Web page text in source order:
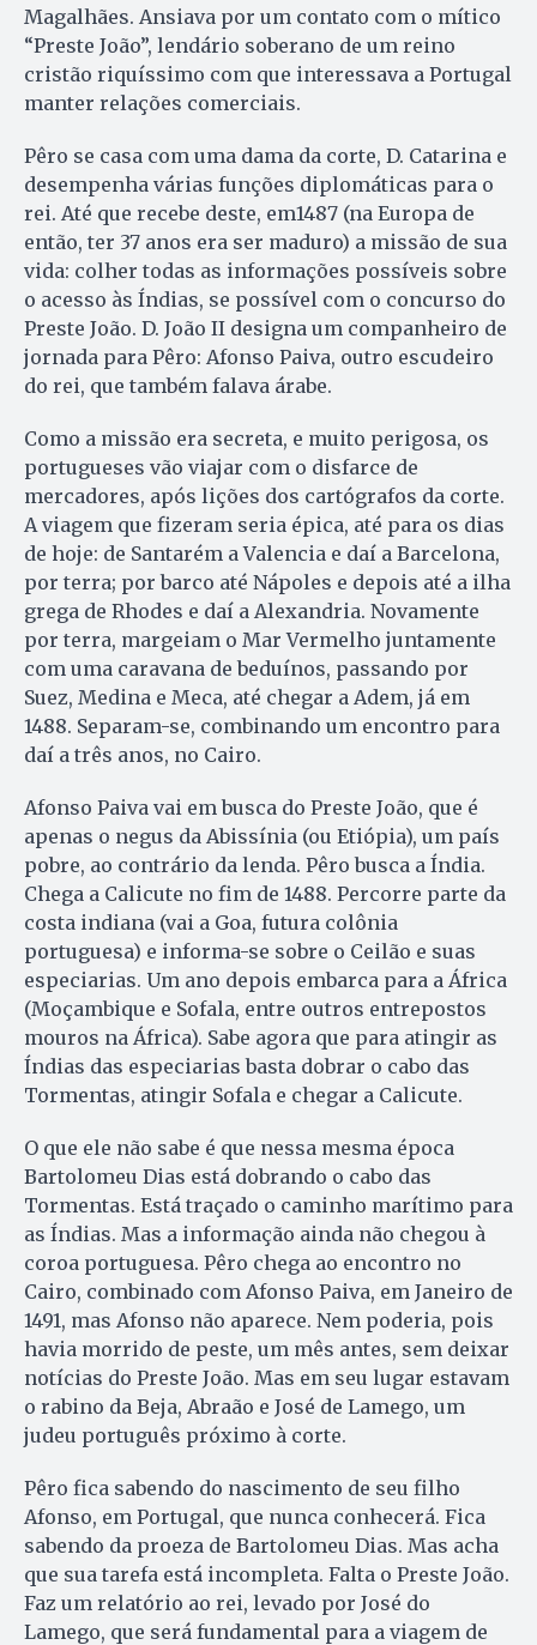
Magalhães. Ansiava por um contato com o mítico
“Preste João”, lendário soberano de um reino
cristão riquíssimo com que interessava a Portugal
manter relações comerciais.
Pêro se casa com uma dama da corte, D. Catarina e
desempenha várias funções diplomáticas para o
rei. Até que recebe deste, em1487 (na Europa de
então, ter 37 anos era ser maduro) a missão de sua
vida: colher todas as informações possíveis sobre
o acesso às Índias, se possível com o concurso do
Preste João. D. João II designa um companheiro de
jornada para Pêro: Afonso Paiva, outro escudeiro
do rei, que também falava árabe.
Como a missão era secreta, e muito perigosa, os
portugueses vão viajar com o disfarce de
mercadores, após lições dos cartógrafos da corte.
A viagem que fizeram seria épica, até para os dias
de hoje: de Santarém a Valencia e daí a Barcelona,
por terra; por barco até Nápoles e depois até a ilha
grega de Rhodes e daí a Alexandria. Novamente
por terra, margeiam o Mar Vermelho juntamente
com uma caravana de beduínos, passando por
Suez, Medina e Meca, até chegar a Adem, já em
1488. Separam-se, combinando um encontro para
daí a três anos, no Cairo.
Afonso Paiva vai em busca do Preste João, que é
apenas o negus da Abissínia (ou Etiópia), um país
pobre, ao contrário da lenda. Pêro busca a Índia.
Chega a Calicute no fim de 1488. Percorre parte da
costa indiana (vai a Goa, futura colônia
portuguesa) e informa-se sobre o Ceilão e suas
especiarias. Um ano depois embarca para a África
(Moçambique e Sofala, entre outros entrepostos
mouros na África). Sabe agora que para atingir as
Índias das especiarias basta dobrar o cabo das
Tormentas, atingir Sofala e chegar a Calicute.
O que ele não sabe é que nessa mesma época
Bartolomeu Dias está dobrando o cabo das
Tormentas. Está traçado o caminho marítimo para
as Índias. Mas a informação ainda não chegou à
coroa portuguesa. Pêro chega ao encontro no
Cairo, combinado com Afonso Paiva, em Janeiro de
1491, mas Afonso não aparece. Nem poderia, pois
havia morrido de peste, um mês antes, sem deixar
notícias do Preste João. Mas em seu lugar estavam
o rabino da Beja, Abraão e José de Lamego, um
judeu português próximo à corte.
Pêro fica sabendo do nascimento de seu filho
Afonso, em Portugal, que nunca conhecerá. Fica
sabendo da proeza de Bartolomeu Dias. Mas acha
que sua tarefa está incompleta. Falta o Preste João.
Faz um relatório ao rei, levado por José do
Lamego, que será fundamental para a viagem de